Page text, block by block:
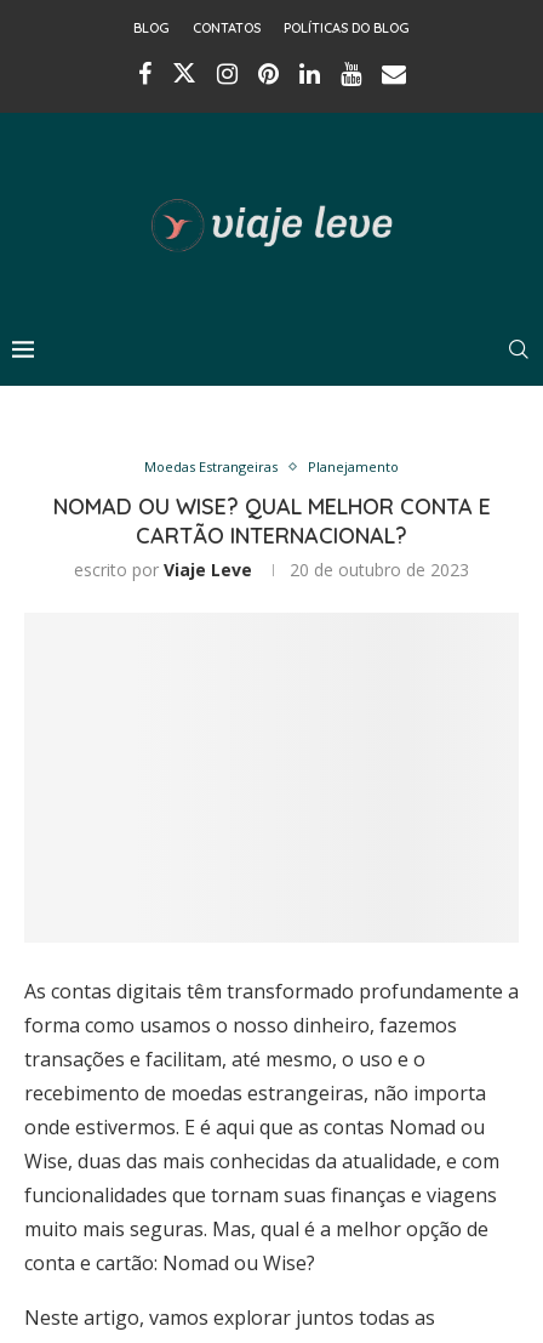
BLOG CONTATOS POLÍTICAS DO BLOG
Moedas Estrangeiras Planejamento
NOMAD OU WISE? QUAL MELHOR CONTA E
CARTÃO INTERNACIONAL?
escrito por Viaje Leve 20 de outubro de 2023
As contas digitais têm transformado profundamente a
forma como usamos o nosso dinheiro, fazemos
transações e facilitam, até mesmo, o uso e o
recebimento de moedas estrangeiras, não importa
onde estivermos. E é aqui que as contas Nomad ou
Wise, duas das mais conhecidas da atualidade, e com
funcionalidades que tornam suas finanças e viagens
muito mais seguras. Mas, qual é a melhor opção de
conta e cartão: Nomad ou Wise?
Neste artigo, vamos explorar juntos todas as